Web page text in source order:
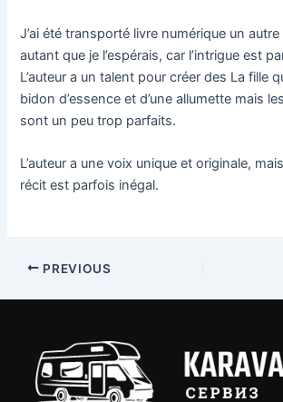
J’ai été transporté livre numérique un autre
autant que je l’espérais, car l’intrigue est
L’auteur a un talent pour créer des La fille
bidon d’essence et d’une allumette mais
sont un peu trop parfaits.
L’auteur a une voix unique et originale,
récit est parfois inégal.
PREVIOUS